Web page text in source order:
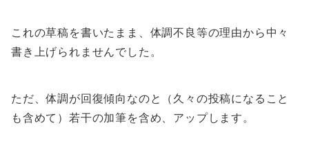
これの草稿を書いたまま、体調不良等の理由から中々
書き上げられませんでした。
ただ、体調が回復傾向なのと（久々の投稿になること
も含めて）若干の加筆を含め、アップします。